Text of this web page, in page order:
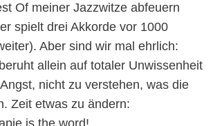
Of meiner Jazzwitze abfeuern
spielt drei Akkorde vor 1000
Aber sind wir mal ehrlich:
allein auf totaler Unwissenheit
nicht zu verstehen, was die
Zeit etwas zu ändern: